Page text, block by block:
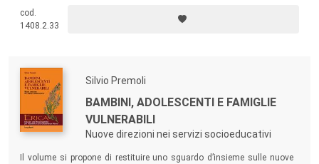
utilizzo basate su un progetto di ricerca-azione condotto in diverse
scuole della Provincia di Bolzano.
cod.
1408.2.33
Silvio Premoli
BAMBINI, ADOLESCENTI E FAMIGLIE
VULNERABILI
Nuove direzioni nei servizi socioeducativi
Il volume si propone di restituire uno sguardo d’insieme sulle nuove